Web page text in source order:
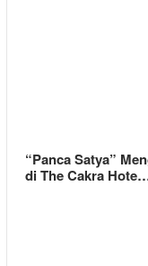
“Panca Satya”
di The Cakra